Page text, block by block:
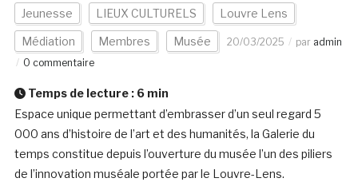
Jeunesse LIEUX CULTURELS Louvre Lens
Médiation Membres Musée 20/03/2025 par admin
0 commentaire
Temps de lecture : 6 min
Espace unique permettant d’embrasser d’un seul regard 5
000 ans d’histoire de l’art et des humanités, la Galerie du
temps constitue depuis l’ouverture du musée l’un des piliers
de l’innovation muséale portée par le Louvre-Lens.